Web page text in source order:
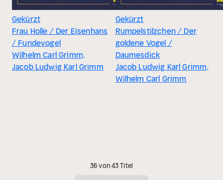
Gekürzt
Frau Holle / Der Eisenhans
/ Fundevogel
Wilhelm Carl Grimm,
Jacob Ludwig Karl Grimm
Gekürzt
Rumpelstilzchen / Der
goldene Vogel /
Daumesdick
Jacob Ludwig Karl Grimm,
Wilhelm Carl Grimm
36 von 43 Titel